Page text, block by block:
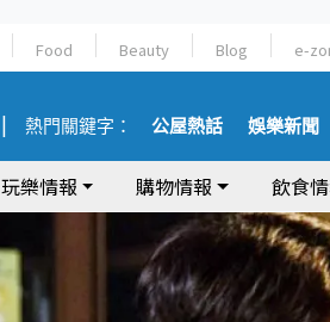
Food Beauty Blog e-
熱門關鍵字： 公屋熱話 娛樂新聞
玩樂情報 購物情報 飲食